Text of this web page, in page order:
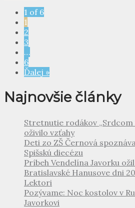
1 of 6
1
2
3
…
6
Ďalej »
Najnovšie články
Stretnutie rodákov „Srdcom
oživilo vzťahy
Deti zo ZŠ Černová
Spišskú diecézu
Príbeh Vendelína Javorku
Bratislavské Hanusove dni
Lektori
Pozývame: Noc kostolov v
Javorkovi